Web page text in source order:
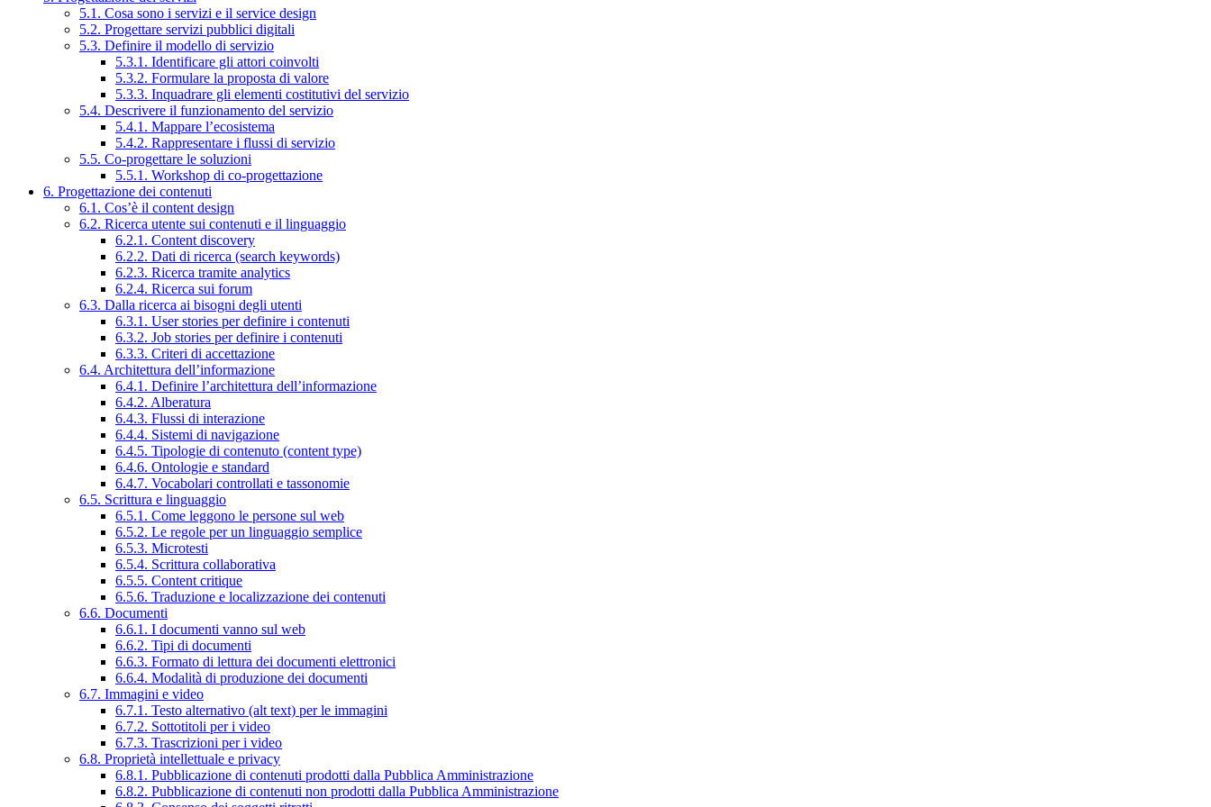
5.1. Cosa sono i servizi e il service design
5.2. Progettare servizi pubblici digitali
5.3. Definire il modello di servizio
5.3.1. Identificare gli attori coinvolti
5.3.2. Formulare la proposta di valore
5.3.3. Inquadrare gli elementi costitutivi del servizio
5.4. Descrivere il funzionamento del servizio
5.4.1. Mappare l’ecosistema
5.4.2. Rappresentare i flussi di servizio
5.5. Co-progettare le soluzioni
5.5.1. Workshop di co-progettazione
6. Progettazione dei contenuti
6.1. Cos’è il content design
6.2. Ricerca utente sui contenuti e il linguaggio
6.2.1. Content discovery
6.2.2. Dati di ricerca (search keywords)
6.2.3. Ricerca tramite analytics
6.2.4. Ricerca sui forum
6.3. Dalla ricerca ai bisogni degli utenti
6.3.1. User stories per definire i contenuti
6.3.2. Job stories per definire i contenuti
6.3.3. Criteri di accettazione
6.4. Architettura dell’informazione
6.4.1. Definire l’architettura dell’informazione
6.4.2. Alberatura
6.4.3. Flussi di interazione
6.4.4. Sistemi di navigazione
6.4.5. Tipologie di contenuto (content type)
6.4.6. Ontologie e standard
6.4.7. Vocabolari controllati e tassonomie
6.5. Scrittura e linguaggio
6.5.1. Come leggono le persone sul web
6.5.2. Le regole per un linguaggio semplice
6.5.3. Microtesti
6.5.4. Scrittura collaborativa
6.5.5. Content critique
6.5.6. Traduzione e localizzazione dei contenuti
6.6. Documenti
6.6.1. I documenti vanno sul web
6.6.2. Tipi di documenti
6.6.3. Formato di lettura dei documenti elettronici
6.6.4. Modalità di produzione dei documenti
6.7. Immagini e video
6.7.1. Testo alternativo (alt text) per le immagini
6.7.2. Sottotitoli per i video
6.7.3. Trascrizioni per i video
6.8. Proprietà intellettuale e privacy
6.8.1. Pubblicazione di contenuti prodotti dalla Pubblica Amministrazione
6.8.2. Pubblicazione di contenuti non prodotti dalla Pubblica Amministrazione